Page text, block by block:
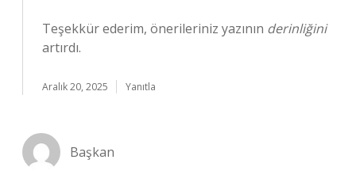
Teşekkür ederim, önerileriniz yazının derinliğini
artırdı.
Aralık 20, 2025 Yanıtla
Başkan